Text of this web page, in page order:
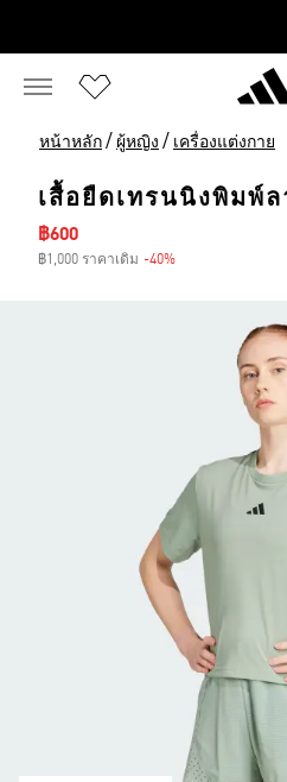
หน้าหลัก / ผู้หญิง / เครื่องแต่งกาย
เสื้อยืดเทรนนิงพิมพ์ลา
ราคาลด
฿600
฿1,000 ราคาเดิม -40%